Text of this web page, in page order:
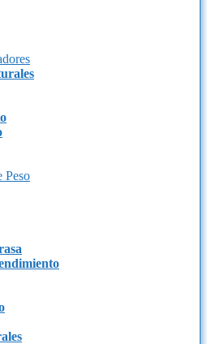
Peso